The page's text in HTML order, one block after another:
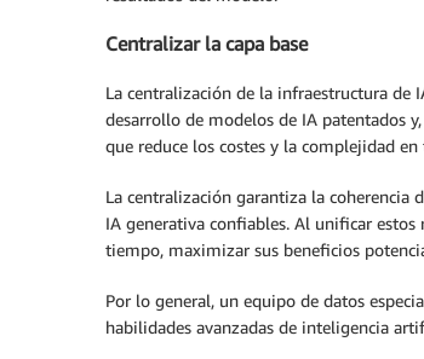
Centralizar la capa base
La centralización de la infraestructura de
desarrollo de modelos de IA patentados
que reduce los costes y la complejidad en
La centralización garantiza la
IA generativa confiables. Al unificar
tiempo, maximizar sus beneficios
Por lo general, un equipo de datos
habilidades avanzadas de inteligencia